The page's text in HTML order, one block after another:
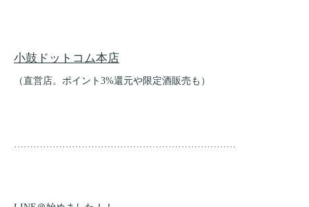
小鼓ドットコム本店
（直営店。ポイント3%還元や限定酒販売も）
……………………………………………………………